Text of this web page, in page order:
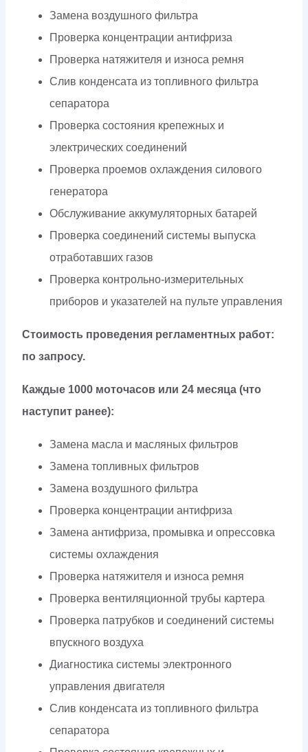
Замена воздушного фильтра
Проверка концентрации антифриза
Проверка натяжителя и износа ремня
Слив конденсата из топливного фильтра
сепаратора
Проверка состояния крепежных и
электрических соединений
Проверка проемов охлаждения силового
генератора
Обслуживание аккумуляторных батарей
Проверка соединений системы выпуска
отработавших газов
Проверка контрольно-измерительных
приборов и указателей на пульте управления
Стоимость проведения регламентных работ:
по запросу.
Каждые 1000 моточасов или 24 месяца (что
наступит ранее):
Замена масла и масляных фильтров
Замена топливных фильтров
Замена воздушного фильтра
Проверка концентрации антифриза
Замена антифриза, промывка и опрессовка
системы охлаждения
Проверка натяжителя и износа ремня
Проверка вентиляционной трубы картера
Проверка патрубков и соединений системы
впускного воздуха
Диагностика системы электронного
управления двигателя
Слив конденсата из топливного фильтра
сепаратора